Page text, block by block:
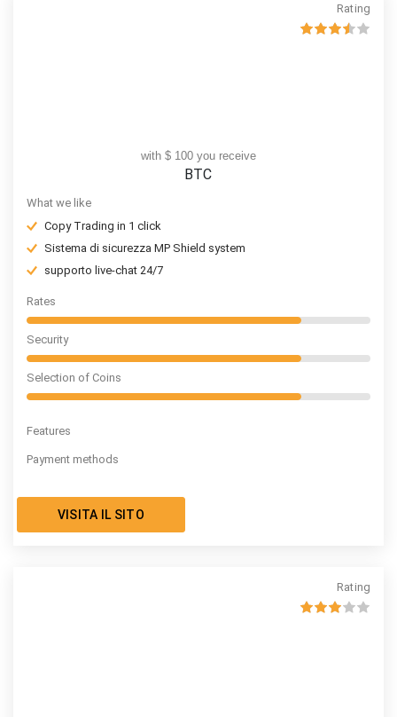
Rating
with $ 100 you receive
BTC
What we like
Copy Trading in 1 click
Sistema di sicurezza MP Shield system
supporto live-chat 24/7
Rates
Security
Selection of Coins
Features
Payment methods
VISITA IL SITO
Rating